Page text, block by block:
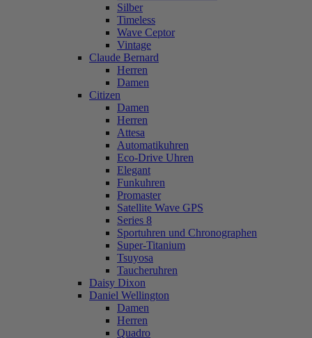
Silber
Timeless
Wave Ceptor
Vintage
Claude Bernard
Herren
Damen
Citizen
Damen
Herren
Attesa
Automatikuhren
Eco-Drive Uhren
Elegant
Funkuhren
Promaster
Satellite Wave GPS
Series 8
Sportuhren und Chronographen
Super-Titanium
Tsuyosa
Taucheruhren
Daisy Dixon
Daniel Wellington
Damen
Herren
Quadro